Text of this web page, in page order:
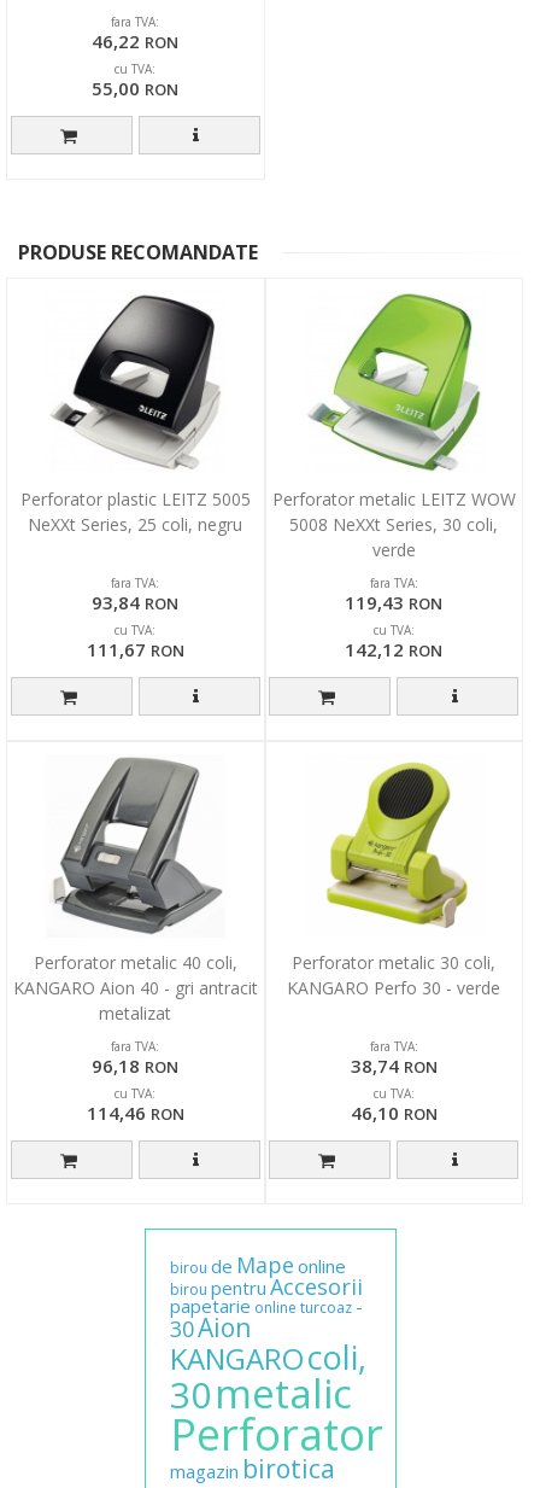
fara TVA:
46,22 RON
cu TVA:
55,00 RON
PRODUSE RECOMANDATE
Perforator plastic LEITZ 5005
NeXXt Series, 25 coli, negru
fara TVA:
93,84 RON
cu TVA:
111,67 RON
Perforator metalic LEITZ WOW
5008 NeXXt Series, 30 coli,
verde
fara TVA:
119,43 RON
cu TVA:
142,12 RON
Perforator metalic 40 coli,
KANGARO Aion 40 - gri antracit
metalizat
fara TVA:
96,18 RON
cu TVA:
114,46 RON
Perforator metalic 30 coli,
KANGARO Perfo 30 - verde
fara TVA:
38,74 RON
cu TVA:
46,10 RON
birou de Mape online
birou pentru Accesorii
papetarie online turcoaz -
30Aion
KANGAROcoli,
30metalic
Perforator
magazin birotica